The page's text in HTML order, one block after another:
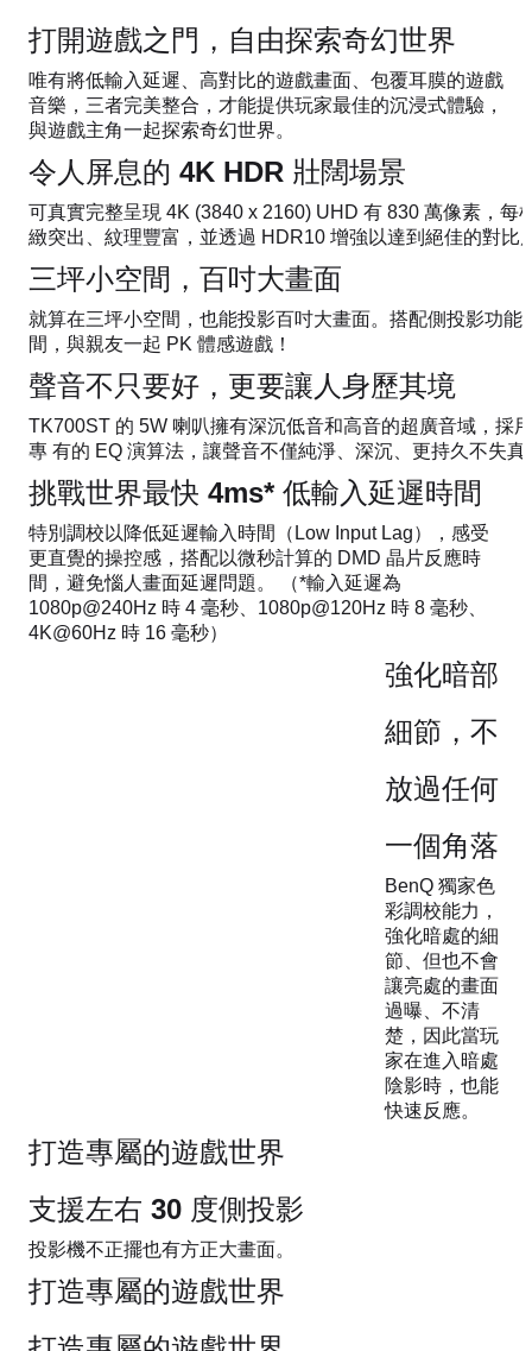
打開遊戲之門，自由探索奇幻世界
唯有將低輸入延遲、高對比的遊戲畫面、包覆耳膜的遊戲
音樂，三者完美整合，才能提供玩家最佳的沉浸式體驗，
與遊戲主角一起探索奇幻世界。
令人屏息的 4K HDR 壯闊場景
可真實完整呈現 4K (3840 x 2160) UHD 有 830 萬像素，每
緻突出、紋理豐富，並透過 HDR10 增強以達到絕佳的對比
三坪小空間，百吋大畫面
就算在三坪小空間，也能投影百吋大畫面。搭配側投影功能
間，與親友一起 PK 體感遊戲！
聲音不只要好，更要讓人身歷其境
TK700ST 的 5W 喇叭擁有深沉低音和高音的超廣音域，採
專 有的 EQ 演算法，讓聲音不僅純淨、深沉、更持久不失真
挑戰世界最快 4ms* 低輸入延遲時間
特別調校以降低延遲輸入時間（Low Input Lag），感受
更直覺的操控感，搭配以微秒計算的 DMD 晶片反應時
間，避免惱人畫面延遲問題。 （*輸入延遲為
1080p@240Hz 時 4 毫秒、1080p@120Hz 時 8 毫秒、
4K@60Hz 時 16 毫秒）
強化暗部
細節，不
放過任何
一個角落
BenQ 獨家色
彩調校能力，
強化暗處的細
節、但也不會
讓亮處的畫面
過曝、不清
楚，因此當玩
家在進入暗處
陰影時，也能
快速反應。
打造專屬的遊戲世界
支援左右 30 度側投影
投影機不正擺也有方正大畫面。
打造專屬的遊戲世界